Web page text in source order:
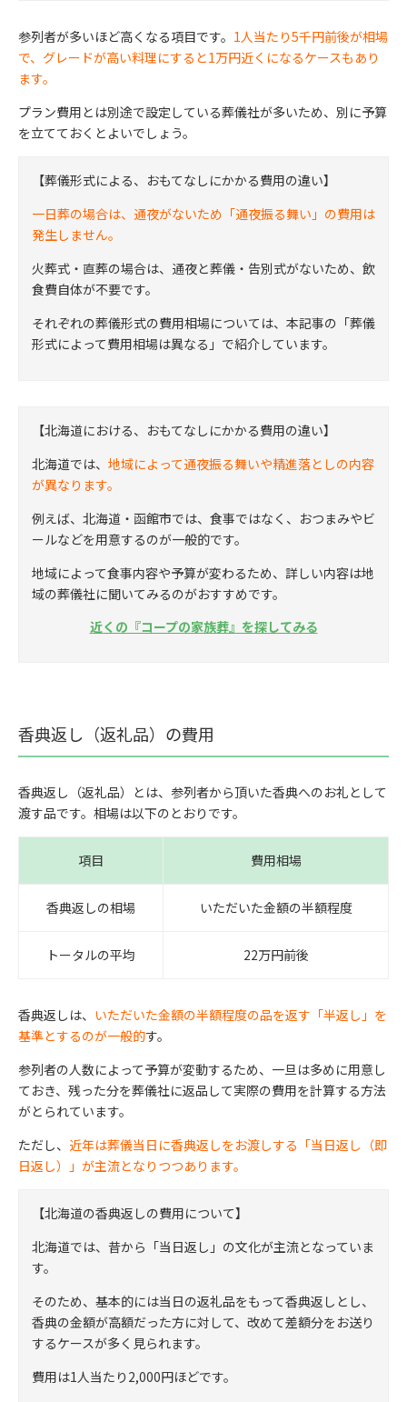
参列者が多いほど高くなる項目です。 1人当たり5千円前後が相場
で、グレードが高い料理にすると1万円近くになるケースもあり
ます。
プラン費用とは別途で設定している葬儀社が多いため、別に予算
を立てておくとよいでしょう。
【葬儀形式による、おもてなしにかかる費用の違い】
一日葬の場合は、通夜がないため「通夜振る舞い」の費用は
発生しません。
火葬式・直葬の場合は、通夜と葬儀・告別式がないため、飲
食費自体が不要です。
それぞれの葬儀形式の費用相場については、本記事の「葬儀
形式によって費用相場は異なる」で紹介しています。
【北海道における、おもてなしにかかる費用の違い】
北海道では、 地域によって通夜振る舞いや精進落としの内容
が異なります。
例えば、北海道・函館市では、食事ではなく、おつまみやビ
ールなどを用意するのが一般的です。
地域によって食事内容や予算が変わるため、詳しい内容は地
域の葬儀社に聞いてみるのがおすすめです。
近くの『コープの家族葬』を探してみる
香典返し（返礼品）の費用
香典返し（返礼品）とは、参列者から頂いた香典へのお礼として
渡す品です。相場は以下のとおりです。
項目 費用相場
香典返しの相場 いただいた金額の半額程度
トータルの平均 22万円前後
香典返しは、 いただいた金額の半額程度の品を返す「半返し」を
基準とするのが一般的す。
参列者の人数によって予算が変動するため、一旦は多めに用意し
ておき、残った分を葬儀社に返品して実際の費用を計算する方法
がとられています。
ただし、 近年は葬儀当日に香典返しをお渡しする「当日返し（即
日返し）」が主流となりつつあります。
【北海道の香典返しの費用について】
北海道では、昔から「当日返し」の文化が主流となっていま
す。
そのため、基本的には当日の返礼品をもって香典返しとし、
香典の金額が高額だった方に対して、改めて差額分をお送り
するケースが多く見られます。
費用は1人当たり2,000円ほどです。